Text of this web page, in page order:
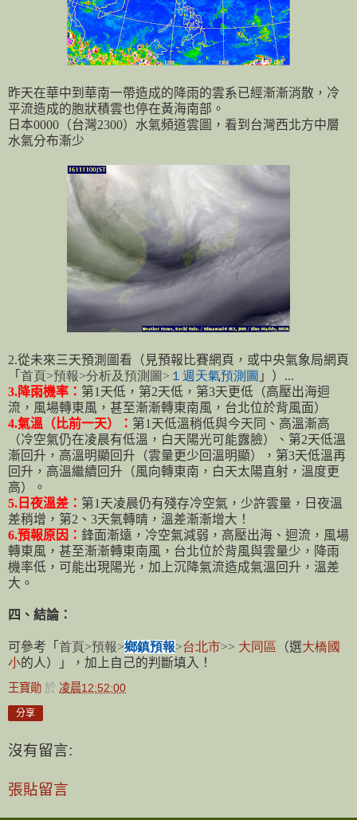
昨天在華中到華南一帶造成的降雨的雲系已經漸漸消散，冷
平流造成的胞狀積雲也停在黃海南部。
日本0000 （台灣2300）水氣頻道雲圖，看到台灣西北方中層
水氣分布漸少
2.從未來三天預測圖看（見預報比賽網頁，或中央氣象局網頁
「 首頁>預報>分析及預測圖 > １週天氣預測圖 」） ...
3.降雨機率： 第1 天低，第2天低，第3天更低（高壓出海迴
流，風場轉東風，甚至漸漸轉東南風，台北位於背風面）
4.氣溫（比前一天）： 第1 天低溫稍低與今天同、高溫漸高
（冷空氣仍在凌晨有低溫，白天陽光可能露臉）、第2天低溫
漸回升，高溫明顯回升（雲量更少回溫明顯），第3天低溫再
回升，高溫繼續回升（風向轉東南，白天太陽直射，溫度更
高）。
5. 日夜溫差： 第1 天凌晨仍有殘存冷空氣，少許雲量，日夜溫
差稍增，第2 、 3天氣轉晴，溫差漸漸增大！
6.預報原因： 鋒面漸遠，冷空氣減弱，高壓出海、迴流，風場
轉東風，甚至漸漸轉東南風，台北位於背風與雲量少，降雨
機率低，可能出現陽光，加上沉降氣流造成氣溫回升，溫差
大。
四、結論：
可參考「 首頁>預報>鄉鎮預報>台北市>> 大同 區 （選大橋國
小的人） 」，加上自己的判斷填入！
王寶勛 於 凌晨12:52:00
分享
沒有留言:
張貼留言